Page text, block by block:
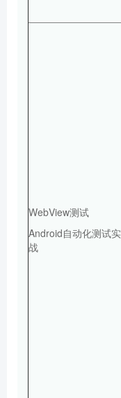
WebView测试
Android自动化测试实
战